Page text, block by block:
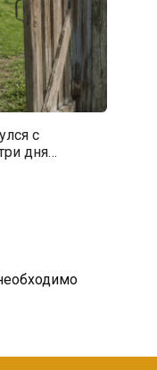
с
дня…